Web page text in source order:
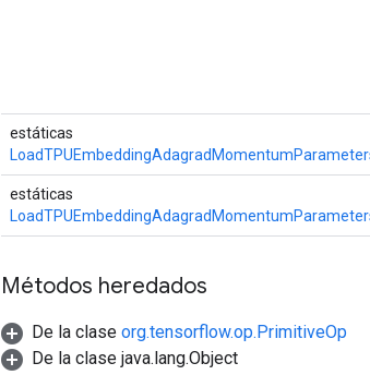
estáticas
estáticas
Métodos heredados
De la clase org.tensorflow.op.PrimitiveOp
De la clase java.lang.Object